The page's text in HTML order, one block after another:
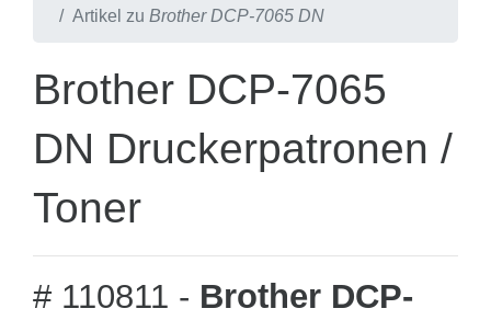
Artikel zu Brother DCP-7065 DN
Brother DCP-7065
DN Druckerpatronen /
Toner
# 110811 - Brother DCP-